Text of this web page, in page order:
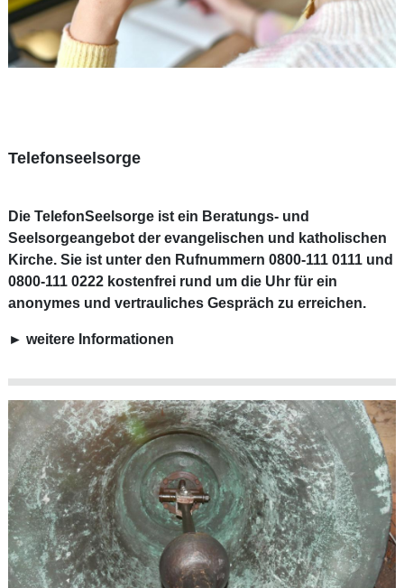
Telefonseelsorge
Die TelefonSeelsorge ist ein Beratungs- und
Seelsorgeangebot der evangelischen und katholischen
Kirche. Sie ist unter den Rufnummern 0800-111 0111 und
0800-111 0222 kostenfrei rund um die Uhr für ein
anonymes und vertrauliches Gespräch zu erreichen.
► weitere Informationen